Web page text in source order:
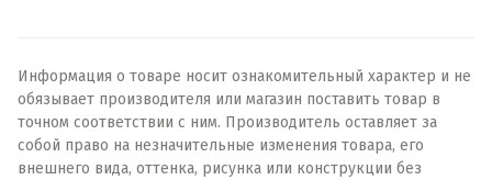
Информация о товаре носит ознакомительный характер и не
обязывает производителя или магазин поставить товар в
точном соответствии с ним. Производитель оставляет за
собой право на незначительные изменения товара, его
внешнего вида, оттенка, рисунка или конструкции без